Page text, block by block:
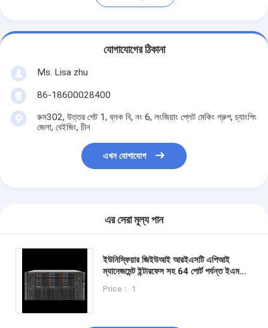
যোগাযোগের ঠিকানা
Ms. Lisa zhu
86-18600028400
রুম302, উত্তর গেট 1, ব্লক বি, নং 6, লংজিয়াং প্লেট মেকিং গ্রুপ, চ্যাংপিং
জেলা, বেইজিং, চীন
এখন যোগাযোগ
এর সেরা মূল্য পান
ইউনিস্ফিয়ার জিইউআই আরইএসটি এপিআই
ম্যানেজমেন্ট ইন্টারফেস সহ 64 পোর্ট পর্যন্ত ইএমসি
ম্যানেজমেন্ট সরবরাহ করে
Price： 1